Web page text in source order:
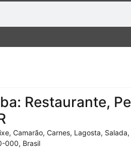
Restaurante,
Camarão, Carnes, Lagosta,
000, Brasil